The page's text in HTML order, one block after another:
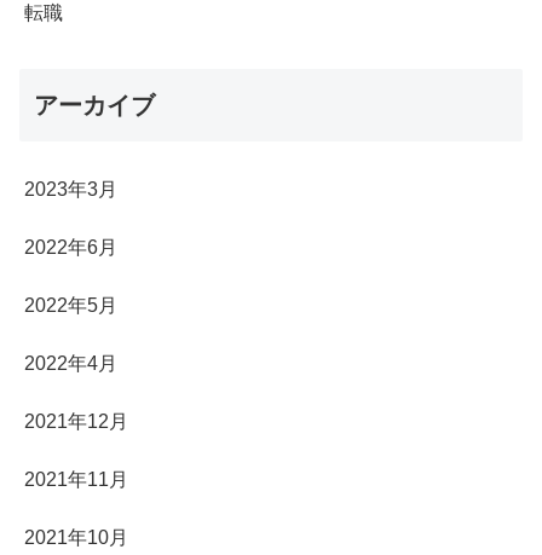
転職
アーカイブ
2023年3月
2022年6月
2022年5月
2022年4月
2021年12月
2021年11月
2021年10月